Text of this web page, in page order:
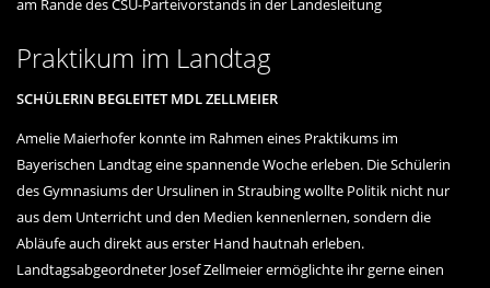
Praktikum im Landtag
SCHÜLERIN BEGLEITET MDL ZELLMEIER
Amelie Maierhofer konnte im Rahmen eines Praktikums im
Bayerischen Landtag eine spannende Woche erleben. Die Schülerin
des Gymnasiums der Ursulinen in Straubing wollte Politik nicht nur
aus dem Unterricht und den Medien kennenlernen, sondern die
Abläufe auch direkt aus erster Hand hautnah erleben.
Landtagsabgeordneter Josef Zellmeier ermöglichte ihr gerne einen